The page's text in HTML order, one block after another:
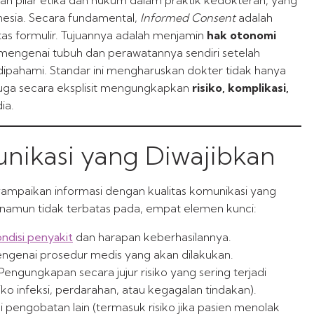
Secara fundamental, Informed Consentadalah
formulir. Tujuannya adalah menjamin hak otonomi
tubuh dan perawatannya sendiri setelah
Standar ini mengharuskan dokter tidak hanya
secara eksplisit mengungkapkan risiko, komplikasi,
yang Diwajibkan
informasi dengan kualitas komunikasi yang
tidak terbatas pada, empat elemen kunci:
penyakit dan harapan keberhasilannya.
prosedur medis yang akan dilakukan.
secara jujur risiko yang sering terjadi
infeksi, perdarahan, atau kegagalan tindakan).
pengobatan lain (termasuk risiko jika pasien menolak